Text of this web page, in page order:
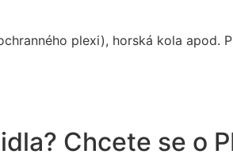
plexi), horská kola apod.
Chcete se o